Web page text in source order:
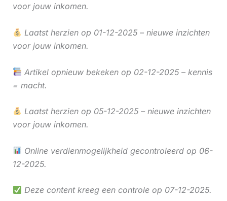
voor jouw inkomen.
Laatst herzien op 01-12-2025 – nieuwe inzichten
voor jouw inkomen.
Artikel opnieuw bekeken op 02-12-2025 – kennis
= macht.
Laatst herzien op 05-12-2025 – nieuwe inzichten
voor jouw inkomen.
Online verdienmogelijkheid gecontroleerd op 06-
12-2025.
Deze content kreeg een controle op 07-12-2025.